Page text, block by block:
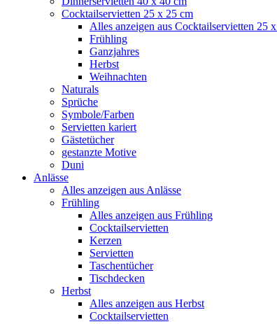
Cocktailservietten 25 x 25 cm
Alles anzeigen aus Cocktailservietten 25
Frühling
Ganzjahres
Herbst
Weihnachten
Naturals
Sprüche
Symbole/Farben
Servietten kariert
Gästetücher
gestanzte Motive
Duni
Anlässe
Alles anzeigen aus Anlässe
Frühling
Alles anzeigen aus Frühling
Cocktailservietten
Kerzen
Servietten
Taschentücher
Tischdecken
Herbst
Alles anzeigen aus Herbst
Cocktailservietten